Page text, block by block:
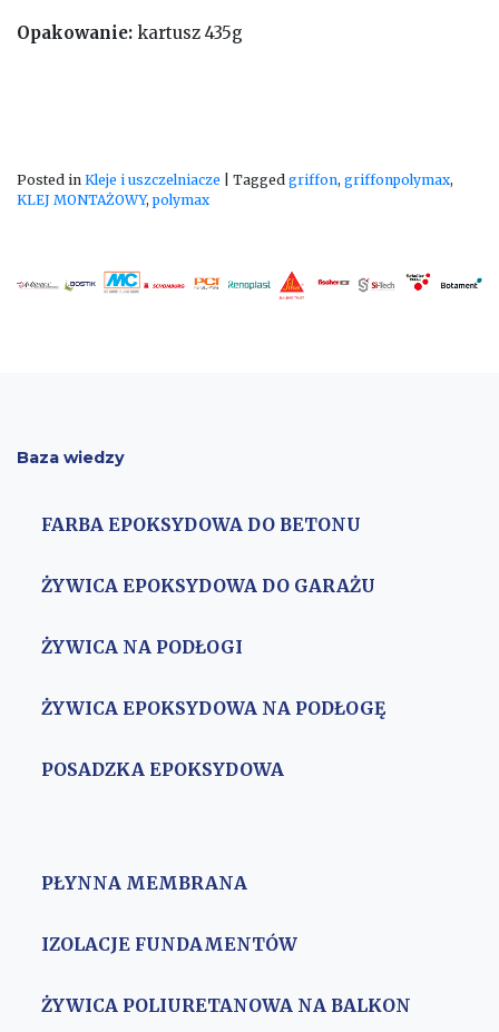
Opakowanie: kartusz 435g
Posted in Kleje i uszczelniacze Tagged griffon, griffonpolymax,
KLEJ MONTAŻOWY,polymax
Baza wiedzy
FARBA EPOKSYDOWA DO BETONU
ŻYWICA EPOKSYDOWA DO GARAŻU
ŻYWICA NA PODŁOGI
ŻYWICA EPOKSYDOWA NA PODŁOGĘ
POSADZKA EPOKSYDOWA
PŁYNNA MEMBRANA
IZOLACJE FUNDAMENTÓW
ŻYWICA POLIURETANOWA NA BALKON